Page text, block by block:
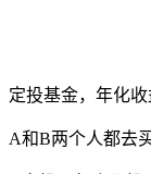
定投基金，年化收
A和B两个人都去